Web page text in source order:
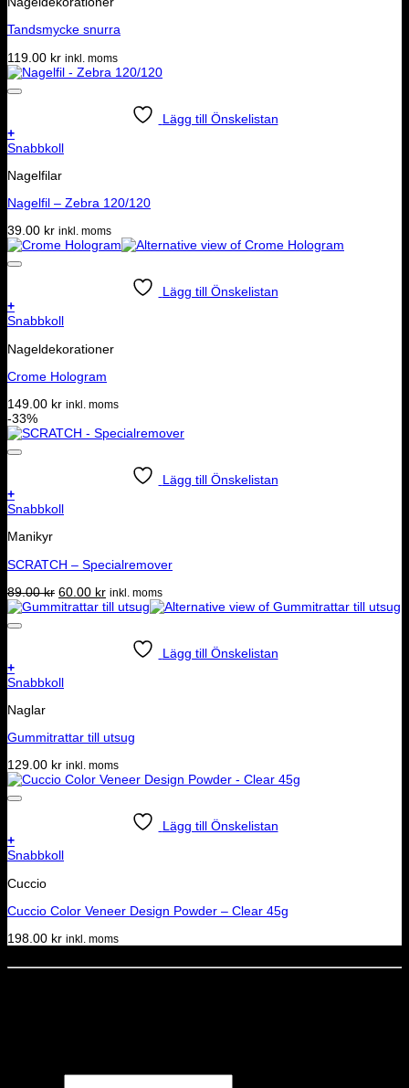
Tandsmycke snurra
119.00 kr inkl. moms
Lägg till Önskelistan
+
Snabbkoll
Nagelfilar
Nagelfil – Zebra 120/120
39.00 kr inkl. moms
Lägg till Önskelistan
+
Snabbkoll
Nageldekorationer
Crome Hologram
149.00 kr inkl. moms
-33%
Lägg till Önskelistan
+
Snabbkoll
Manikyr
SCRATCH – Specialremover
89.00kr Det
ursprungliga
60.00 krDet
nuvarande
60.00 kr.
inkl. moms
Lägg till Önskelistan
+
Snabbkoll
Naglar
Gummitrattar till utsug
129.00 kr inkl. moms
Lägg till Önskelistan
+
Snabbkoll
Cuccio
Cuccio Color Veneer Design Powder – Clear 45g
198.00 kr inkl. moms